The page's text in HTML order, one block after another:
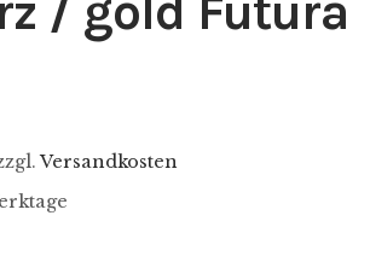
/ gold Futura
Versandkosten